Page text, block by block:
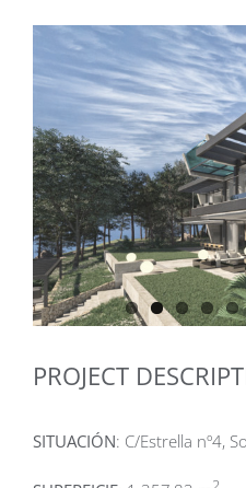
PROJECT
SITUACIÓN: C/Estrella nº4,